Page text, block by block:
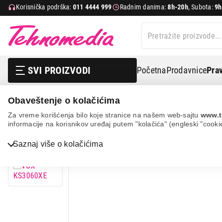
Obaveštenje o kolačićima
Za vreme korišćenja bilo koje stranice na našem web-sajtu
informacije na korisnikov uređaj putem "kolačića" (engleski
Saznaj više o kolačićima
Korisnička podrška: 011 4444 999 Radnim danima:8h-20h, Subota:
SVI PROIZVODI PočetnaProdavnice
Bela tehnika
Bela tehnika Frižideri